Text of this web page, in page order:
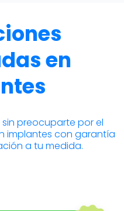
en
preocuparte por el
implantes con garantía
a tu medida.